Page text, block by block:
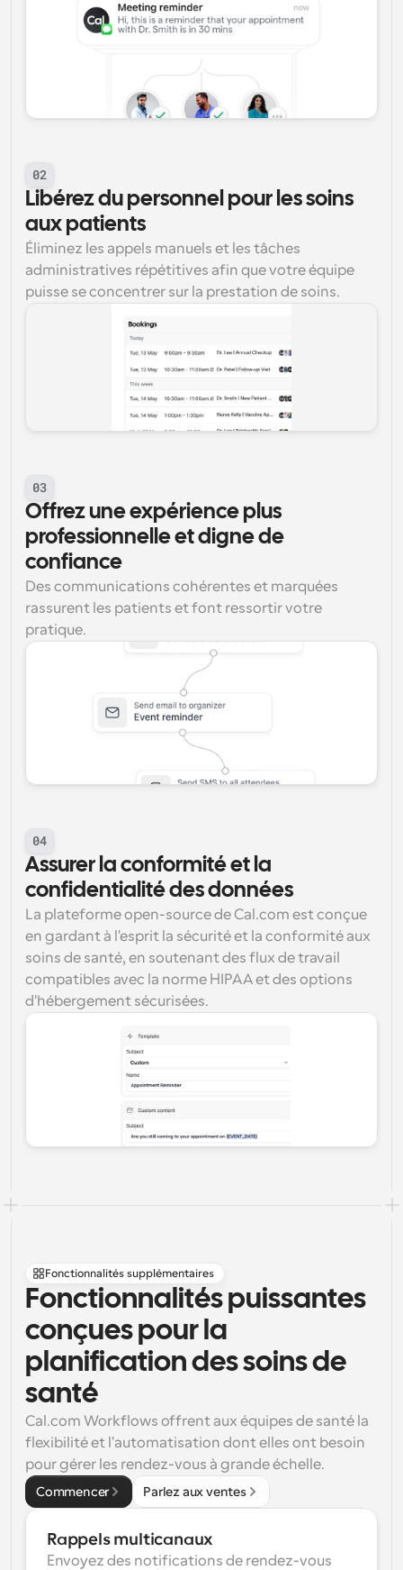
02
Libérez du personnel pour les soins
aux patients
Éliminez les appels manuels et les tâches
administratives répétitives afin que votre équipe
puisse se concentrer sur la prestation de soins.
03
Offrez une expérience plus
professionnelle et digne de
confiance
Des communications cohérentes et marquées
rassurent les patients et font ressortir votre
pratique.
04
Assurer la conformité et la
confidentialité des données
La plateforme open-source de Cal.com est conçue
en gardant à l'esprit la sécurité et la conformité aux
soins de santé, en soutenant des flux de travail
compatibles avec la norme HIPAA et des options
d'hébergement sécurisées.
Fonctionnalités supplémentaires
Fonctionnalités puissantes
conçues pour la
planification des soins de
santé
Cal.com Workflows offrent aux équipes de santé la
flexibilité et l'automatisation dont elles ont besoin
pour gérer les rendez-vous à grande échelle.
Commencer Parlez aux ventes
Rappels multicanaux
Envoyez des notifications de rendez-vous